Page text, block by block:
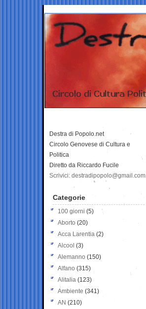
Destra di Popolo.net
Circolo Genovese di Cultura e
Politica
Diretto da Riccardo Fucile
Scrivici: destradipopolo@gmail.com
Categorie
100 giorni (5)
Aborto (20)
Acca Larentia (2)
Alcool (3)
Alemanno (150)
Alfano (315)
Alitalia (123)
Ambiente (341)
AN (210)